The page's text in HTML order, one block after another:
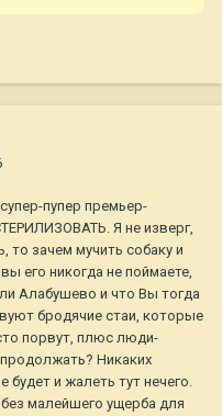
пупер премьер-
Я не изверг,
то зачем мучить собаку и
его никогда не поймаете,
Алабушево и что Вы тогда
бродячие стаи, которые
порвут, плюс люди-
Никаких
и жалеть тут нечего.
малейшего ущерба для